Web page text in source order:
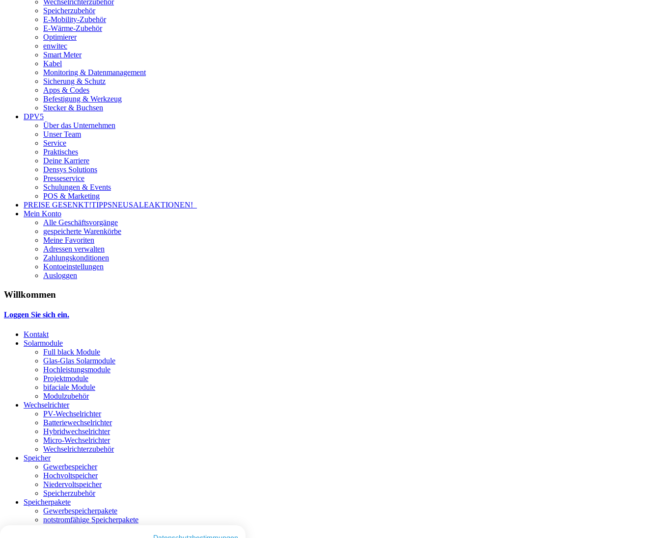
Wechselrichterzubehör
Speicherzubehör
E-Mobility-Zubehör
E-Wärme-Zubehör
Optimierer
enwitec
Smart Meter
Kabel
Monitoring & Datenmanagement
Sicherung & Schutz
Apps & Codes
Befestigung & Werkzeug
Stecker & Buchsen
DPV5
Über das Unternehmen
Unser Team
Service
Praktisches
Deine Karriere
Densys Solutions
Presseservice
Schulungen & Events
POS & Marketing
PREISE GESENKT!TIPPSNEUSALEAKTIONEN!
Mein Konto
Alle Geschäftsvorgänge
gespeicherte Warenkörbe
Meine Favoriten
Adressen verwalten
Zahlungskonditionen
Kontoeinstellungen
Ausloggen
Willkommen
Loggen Sie sich ein.
Kontakt
Solarmodule
Full black Module
Glas-Glas Solarmodule
Hochleistungsmodule
Projektmodule
bifaciale Module
Modulzubehör
Wechselrichter
PV-Wechselrichter
Batteriewechselrichter
Hybridwechselrichter
Micro-Wechselrichter
Wechselrichterzubehör
Speicher
Gewerbespeicher
Hochvoltspeicher
Niedervoltspeicher
Speicherzubehör
Speicherpakete
Gewerbespeicherpakete
notstromfähige Speicherpakete